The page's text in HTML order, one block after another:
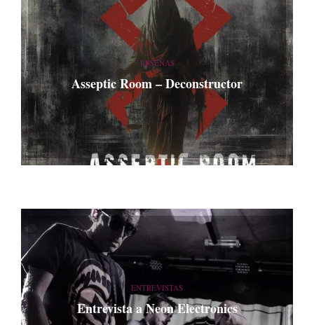
RESEÑAS
Asseptic Room – Deconstructor
ENTREVISTAS
Entrevista a Neon Electronics